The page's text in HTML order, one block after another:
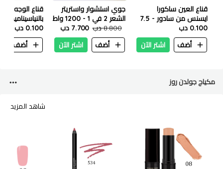
قناع العين ساكورا
ايسنس من سادور - 7.5
جم
0.100 دب
أضف
اشتر الآن
جوي استشوار واستريتر
الشعر 2 في 1 - 1200 واط
8.800 دب
7.700 دب
أضف
اشتر الآن
قناع الوجه
بالنياسيناميد
25 مل
0.100 دب
أضف
مكياج جولدن روز
شاهد المزيد